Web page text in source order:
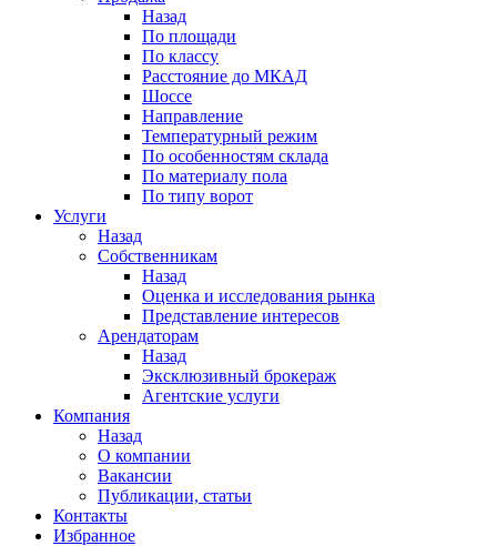
Назад
По площади
По классу
Расстояние до МКАД
Шоссе
Направление
Температурный режим
По особенностям склада
По материалу пола
По типу ворот
Услуги
Назад
Собственникам
Назад
Оценка и исследования рынка
Представление интересов
Арендаторам
Назад
Эксклюзивный брокераж
Агентские услуги
Компания
Назад
О компании
Вакансии
Публикации, статьи
Контакты
Избранное